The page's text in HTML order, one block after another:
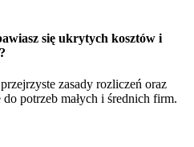
się ukrytych kosztów i
zasady rozliczeń oraz
potrzeb małych i średnich firm.